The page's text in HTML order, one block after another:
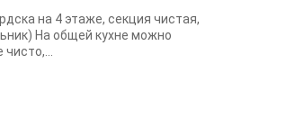
на 4 этаже, секция чистая,
На общей кухне можно